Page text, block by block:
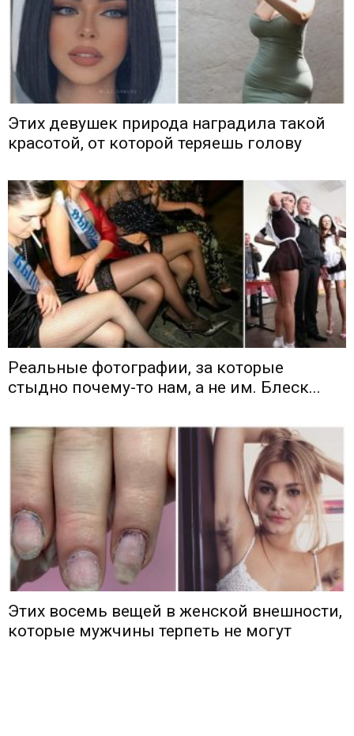
Этих девушек природа наградила такой
красотой, от которой теряешь голову
Реальные фотографии, за которые
стыдно почему-то нам, а не им. Блеск...
Этих восемь вещей в женской внешности,
которые мужчины терпеть не могут